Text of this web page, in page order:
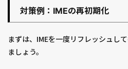
対策例：IMEの再初期化
まずは、IMEを一度リフレッシュし
ましょう。